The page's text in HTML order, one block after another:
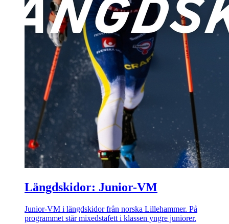
Längdskidor: Junior-VM
Junior-VM i längdskidor från norska Lillehammer. På
programmet står mixedstafett i klassen yngre juniorer.